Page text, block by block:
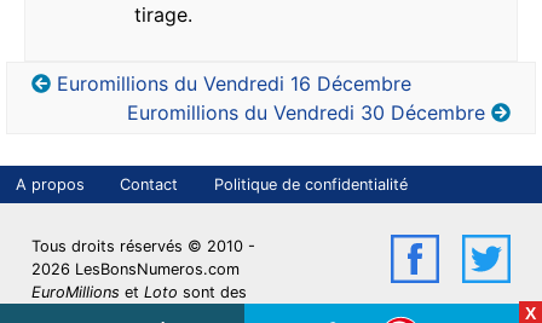
tirage.
Euromillions du Vendredi 16 Décembre
Euromillions du Vendredi 30 Décembre
A propos Contact Politique de confidentialité
Tous droits réservés © 2010 -
2026 LesBonsNumeros.com
EuroMillions et Loto sont des
LBN sur
X